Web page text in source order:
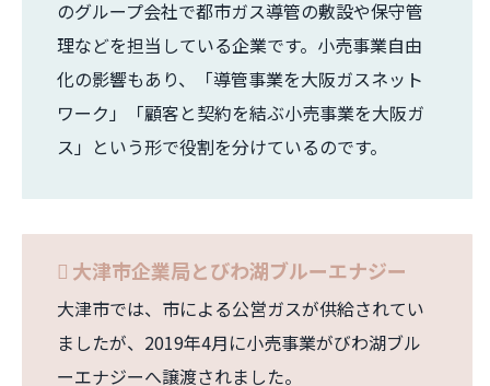
のグループ会社で都市ガス導管の敷設や保守管
理などを担当している企業です。小売事業自由
化の影響もあり、「導管事業を大阪ガスネット
ワーク」「顧客と契約を結ぶ小売事業を大阪ガ
ス」という形で役割を分けているのです。
大津市企業局とびわ湖ブルーエナジー
大津市では、市による公営ガスが供給されてい
ましたが、2019年4月に小売事業がびわ湖ブル
ーエナジーへ譲渡されました。